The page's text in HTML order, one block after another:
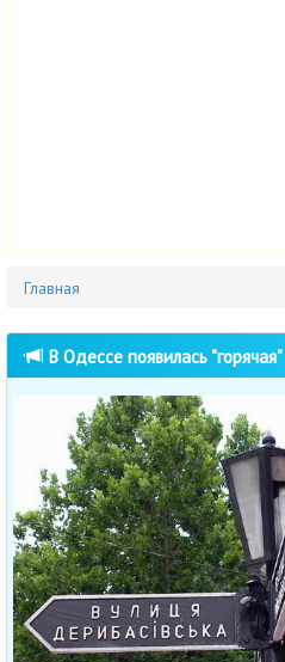
Главная
В Одессе появилась